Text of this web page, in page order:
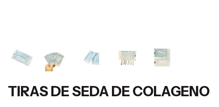
TIRAS DE SEDA DE COLAGENO